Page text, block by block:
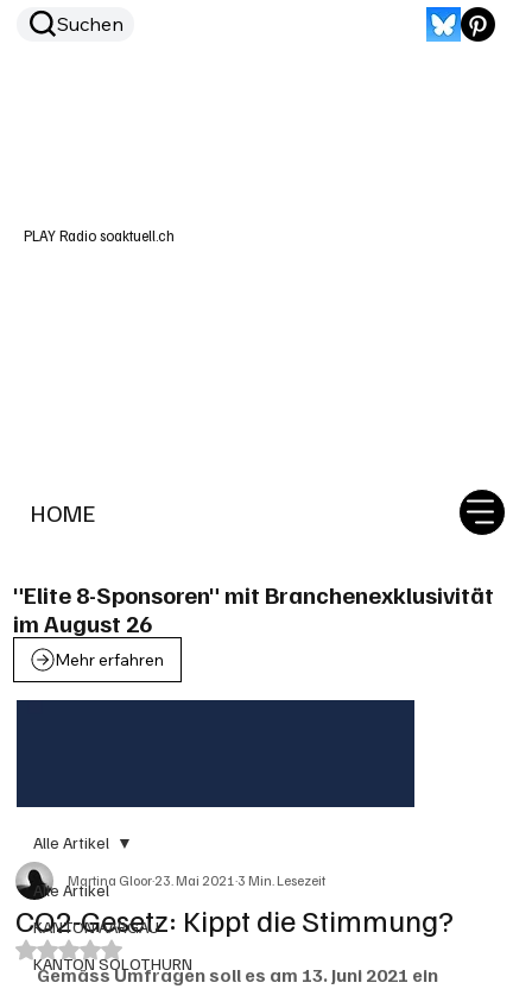
HOME
Suchen
PLAY Radio soaktuell.ch
"Elite 8-Sponsoren" mit Branchenexklusivität
im August 26
Mehr erfahren
Alle Artikel
KANTON AARGAU
KANTON SOLOTHURN
Alle Artikel
CO2-Gesetz: Kippt die Stimmung?
Martina Gloor23. Mai 20213 Min. Lesezeit
Mit NaN von 5 Sternen bewertet.
Gemäss Umfragen soll es am 13. Juni 2021 ein